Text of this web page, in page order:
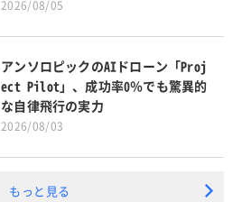
2026/08/05
アンソロピックのAIドローン「Proj
ect Pilot」、成功率0％でも驚異的
な自律飛行の実力
2026/08/03
もっと見る